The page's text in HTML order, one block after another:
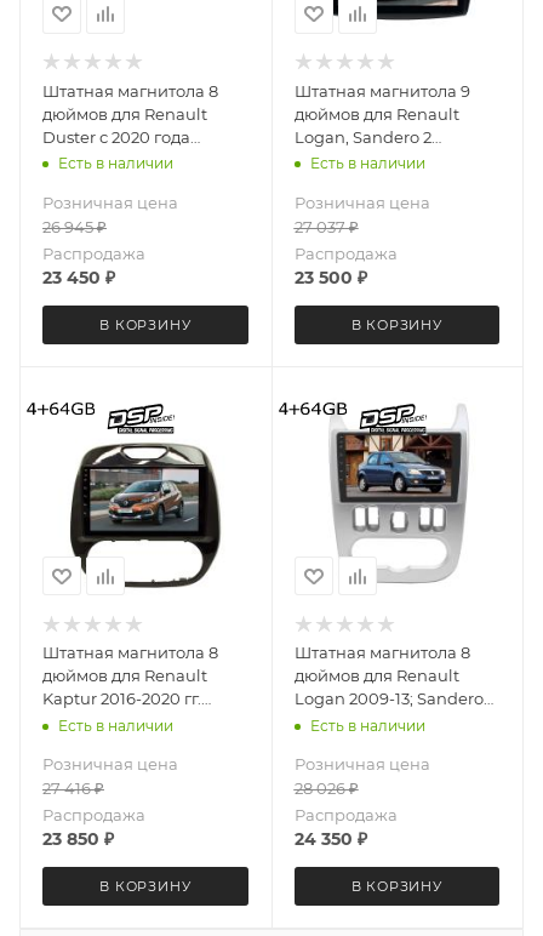
Штатная магнитола 8
дюймов для Renault
Duster с 2020 года
MEKEDE X20-PRO 3820-
13 4+64 Gb 8 ядер
Есть в наличии
Розничная цена
26 945₽
Распродажа
23 450 ₽
В КОРЗИНУ
Штатная магнитола 9
дюймов для Renault
Logan, Sandero 2
поколение с 2014 года
6480 (крутилки) Android
13 4+64 Gb 8 ядер
Есть в наличии
Розничная цена
27 037₽
Распродажа
23 500 ₽
В КОРЗИНУ
Штатная магнитола 8
дюймов для Renault
Kaptur 2016-2020 гг.
MEKEDE X20-PRO 3259-
13 4+64 Gb 8 ядер
Есть в наличии
Розничная цена
27 416₽
Распродажа
23 850 ₽
В КОРЗИНУ
Штатная магнитола 8
дюймов для Renault
Logan 2009-13; Sandero
2009-14 MEKEDE X20-
(крутилки) Android 13
4+64 Gb 8 ядер
Есть в наличии
Розничная цена
28 026₽
Распродажа
24 350 ₽
В КОРЗИНУ